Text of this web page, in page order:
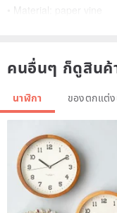
• Material: paper vine
• Includes wall mount
• Moisture-proof
Please Note: This
each item will be
คนอื่นๆ ก็ดูสินค้
นาฬิกา ของตกแต่